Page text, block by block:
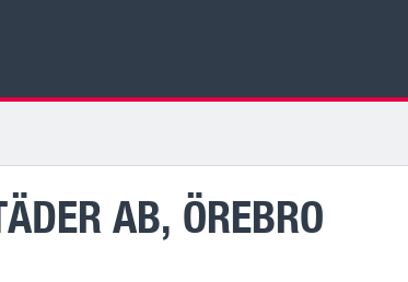
AB, ÖREBRO